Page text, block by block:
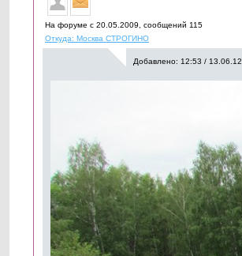
На форуме с 20.05.2009, cообщений 115
Откуда: Москва СТРОГИНО
Добавлено: 12:53 / 13.06.12